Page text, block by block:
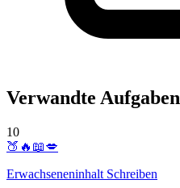
Verwandte Aufgaben
10
🍑🔥📖💋
Erwachseneninhalt Schreiben